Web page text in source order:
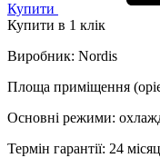
Купити
Купити в 1 клік
Виробник: Nordis
Площа приміщення
Основні режими:
Термін гарантії: 24